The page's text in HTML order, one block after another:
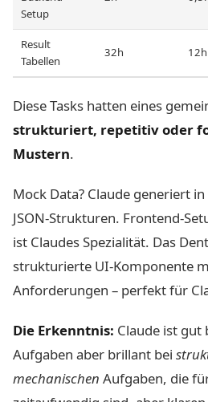
Setup
Result
Tabellen
32h 12h
Diese Tasks hatten eines
strukturiert, repetitiv oder
Mustern.
Mock Data? Claude generiert
JSON-Strukturen. Frontend-
ist Claudes Spezialität. Das
strukturierte UI-Komponente
Anforderungen – perfekt für
Die Erkenntnis: Claude ist gut
Aufgaben aber brillant bei
mechanischen Aufgaben, die